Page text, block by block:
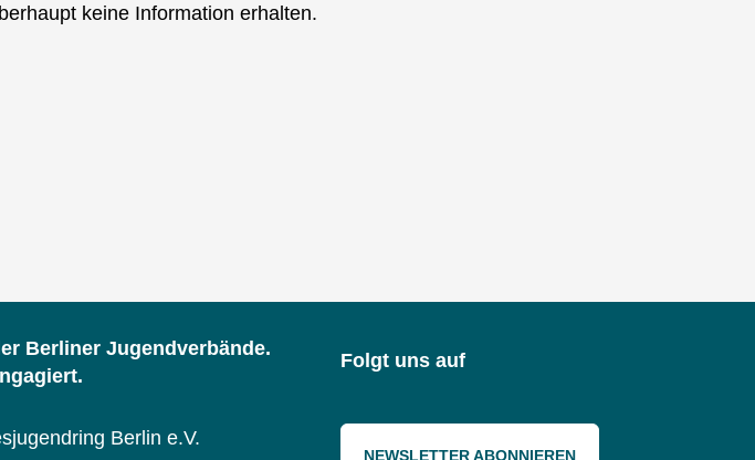
keine Information erhalten.
Berliner Jugendverbände.
Berlin e.V.
Folgt uns auf
NEWSLETTER ABONNIEREN